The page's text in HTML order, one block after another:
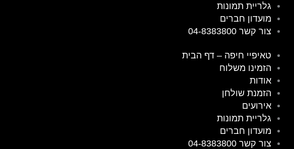
גלריית תמונות
מועדון חברים
צור קשר 04-8383800
טאיפיי חיפה – דף הבית
הזמינו משלוח
אודות
הזמנת שולחן
אירועים
גלריית תמונות
מועדון חברים
צור קשר 04-8383800